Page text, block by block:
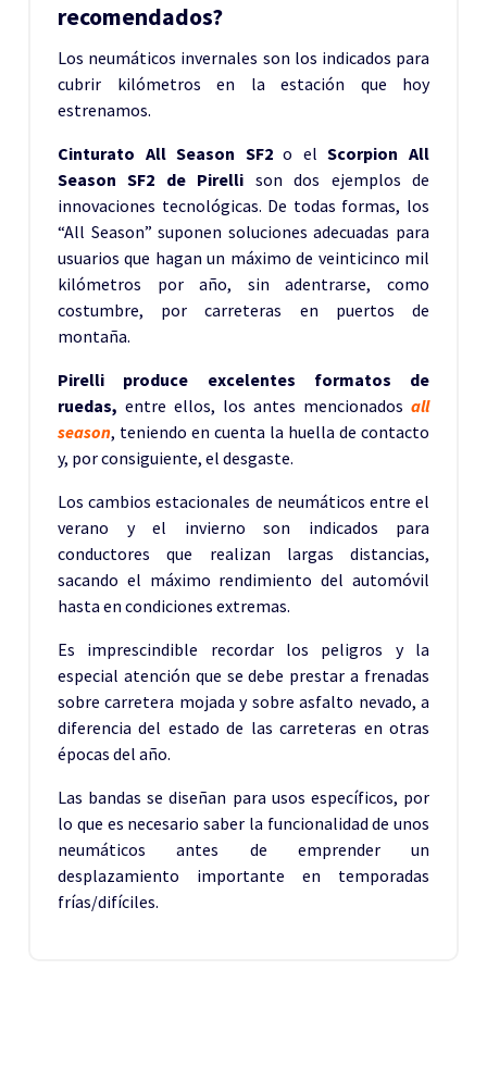
recomendados?
Los neumáticos invernales son los indicados para
cubrir kilómetros en la estación que hoy
estrenamos.
Cinturato All Season SF2o el Scorpion All
Season SF2 de Pirelli son dos ejemplos de
innovaciones tecnológicas. De todas formas, los
“All Season” suponen soluciones adecuadas para
usuarios que hagan un máximo de veinticinco mil
kilómetros por año, sin adentrarse, como
costumbre, por carreteras en puertos de
montaña.
Pirelli produce excelentes formatos de
ruedas, entre ellos, los antes mencionados all
season, teniendo en cuenta la huella de contacto
y, por consiguiente, el desgaste.
Los cambios estacionales de neumáticos entre el
verano y el invierno son indicados para
conductores que realizan largas distancias,
sacando el máximo rendimiento del automóvil
hasta en condiciones extremas.
Es imprescindible recordar los peligros y la
especial atención que se debe prestar a frenadas
sobre carretera mojada y sobre asfalto nevado, a
diferencia del estado de las carreteras en otras
épocas del año.
Las bandas se diseñan para usos específicos, por
lo que es necesario saber la funcionalidad de unos
neumáticos antes de emprender un
desplazamiento importante en temporadas
frías/difíciles.